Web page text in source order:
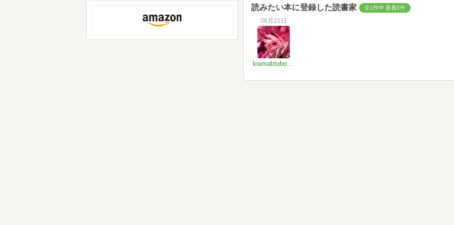
読みたい本に登録した読書家 全1件中 新着1件
06月21日
koimatitubomi